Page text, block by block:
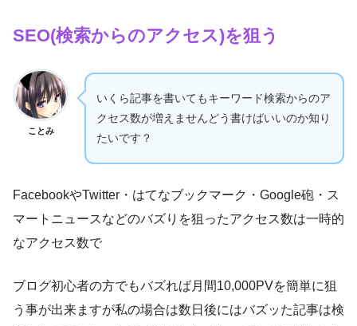
SEO(検索からのアクセス)を狙う
ことみ
いくら記事を書いてもキーワード検索からのア
クセス数が増えませんどう書けばいいのか知り
たいです？
FacebookやTwitter・はてなブックマーク・Google砲・ス
マートニュースなどのバズりを狙ったアクセス数は一時的
なアクセス数で
ブログ初心者の方でもバズれば月間10,000PVを簡単に狙
う事が出来ますが私の場合は数日後にはバズッた記事は検